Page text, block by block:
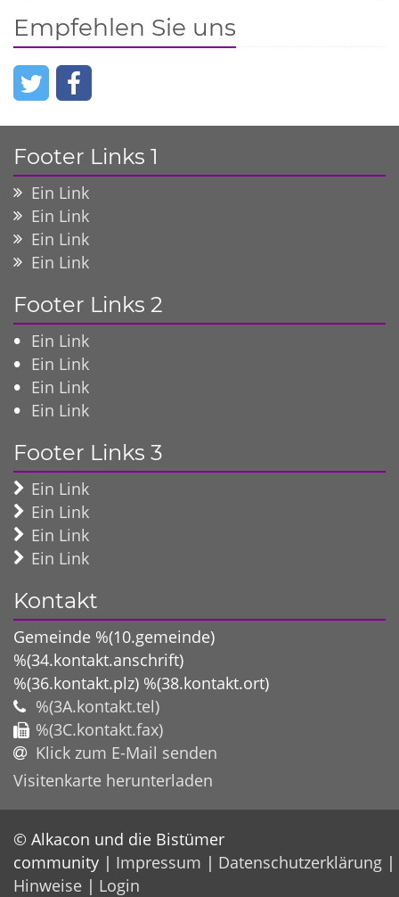
Empfehlen Sie uns
Footer Links 1
Ein Link
Ein Link
Ein Link
Ein Link
Footer Links 2
Ein Link
Ein Link
Ein Link
Ein Link
Footer Links 3
Ein Link
Ein Link
Ein Link
Ein Link
Kontakt
Gemeinde %(10.gemeinde)
%(34.kontakt.anschrift)
%(36.kontakt.plz) %(38.kontakt.ort)
%(3A.kontakt.tel)
%(3C.kontakt.fax)
Klick zum E-Mail senden
Visitenkarte herunterladen
© Alkacon und die Bistümer
community
Impressum
Datenschutzerklärung
Hinweise
Login